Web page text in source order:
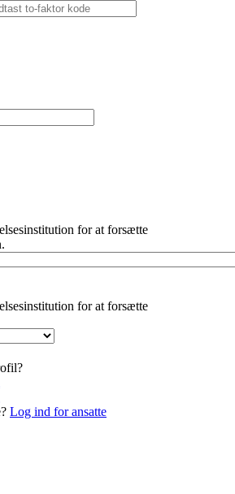
for at forsætte
for at forsætte
Log ind for ansatte